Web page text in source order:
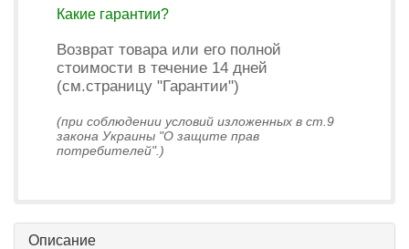
Какие гарантии?
Возврат товара или его полной
стоимости в течение 14 дней
(см.страницу "Гарантии")
(при соблюдении условий изложенных в ст.9
закона Украины "О защите прав
потребителей".)
Описание